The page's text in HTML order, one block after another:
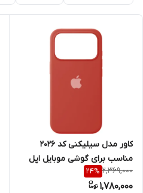
کاور مدل سیلیکنی کد 2026
مناسب برای گوشی موبایل اپل
iphone 17 ProMAX
2,369,000
24%
1,780,000